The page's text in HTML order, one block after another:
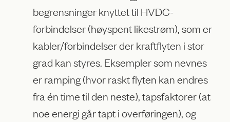
begrensninger knyttet til HVDC-
forbindelser (høyspent likestrøm), som er
kabler/forbindelser der kraftflyten i stor
grad kan styres. Eksempler som nevnes
er ramping (hvor raskt flyten kan endres
fra én time til den neste), tapsfaktorer (at
noe energi går tapt i overføringen), og